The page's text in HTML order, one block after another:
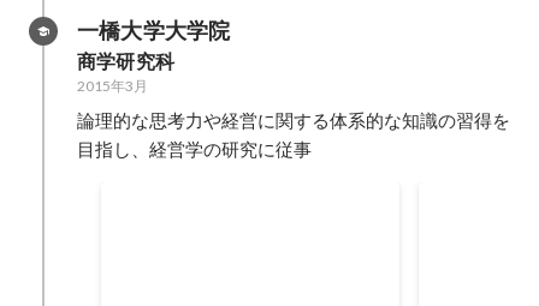
一橋大学大学院
商学研究科
2015年3月
論理的な思考力や経営に関する体系的な知識の習得を
目指し、経営学の研究に従事